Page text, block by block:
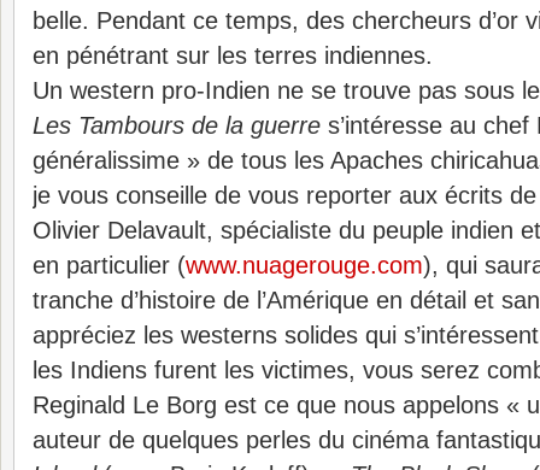
belle. Pendant ce temps, des chercheurs d’or
en pénétrant sur les terres indiennes.
Un western pro-Indien ne se trouve pas sous
Les Tambours de la guerre s’intéresse au
généralissime » de tous les Apaches
je vous conseille de vous reporter aux écrits de
Olivier Delavault, spécialiste du peuple indien
en particulier (www.nuagerouge.com), qui
tranche d’histoire de l’Amérique en détail et
appréciez les westerns solides qui
les Indiens furent les victimes, vous serez
Reginald Le Borg est ce que nous appelons «
auteur de quelques perles du cinéma